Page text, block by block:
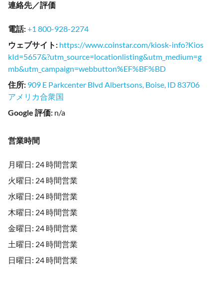
連絡先／評価
電話:+1 800-928-2274
ウェブサイト : https://www.coinstar.com/kiosk-info?Kios
kId=5657&?utm_source=locationlisting&utm_medium=g
mb&utm_campaign=webbutton%EF%BF%BD
住所: 909 E Parkcenter Blvd Albertsons, Boise, ID 83706
アメリカ合衆国
Google 評価: n/a
営業時間
月曜日: 24 時間営業
火曜日: 24 時間営業
水曜日: 24 時間営業
木曜日: 24 時間営業
金曜日: 24 時間営業
土曜日: 24 時間営業
日曜日: 24 時間営業